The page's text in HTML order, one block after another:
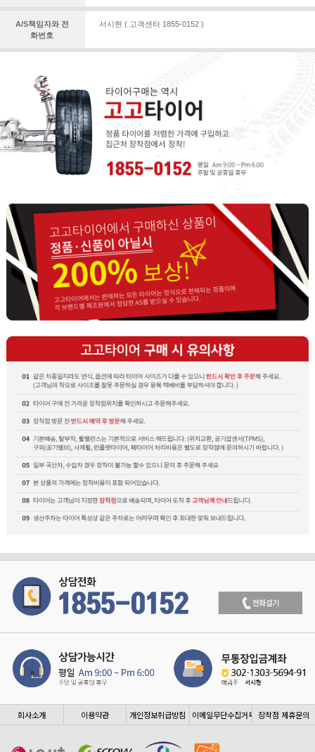
A/S책임자와 전
화번호
서시현 ( 고객센터 1855-0152 )
회사소개 이용약관 개인정보취급방침 이메일무단수집거부 장착점 제휴문의